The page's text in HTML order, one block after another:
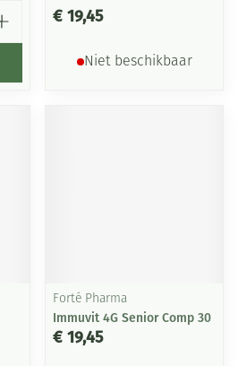
€ 19,45
Niet beschikbaar
Forté Pharma
Immuvit 4G Senior Comp 30
€ 19,45